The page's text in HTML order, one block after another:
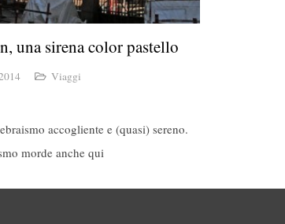
una sirena color pastello
Viaggi
accogliente e (quasi) sereno.
morde anche qui